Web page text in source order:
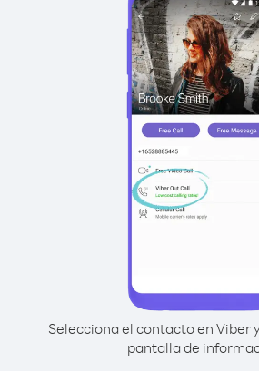
Selecciona el contacto en Viber
pantalla de